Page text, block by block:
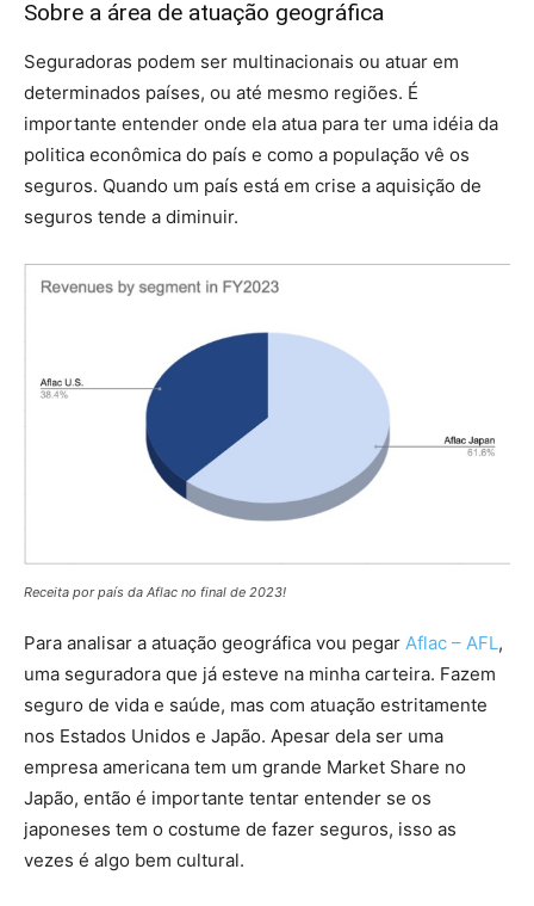
Sobre a área de atuação geográfica
Seguradoras podem ser multinacionais ou atuar em
determinados países, ou até mesmo regiões. É
importante entender onde ela atua para ter uma idéia da
politica econômica do país e como a população vê os
seguros. Quando um país está em crise a aquisição de
seguros tende a diminuir.
Receita por país da Aflac no final de 2023!
Para analisar a atuação geográfica vou pegar Aflac – AFL,
uma seguradora que já esteve na minha carteira. Fazem
seguro de vida e saúde, mas com atuação estritamente
nos Estados Unidos e Japão. Apesar dela ser uma
empresa americana tem um grande Market Share no
Japão, então é importante tentar entender se os
japoneses tem o costume de fazer seguros, isso as
vezes é algo bem cultural.